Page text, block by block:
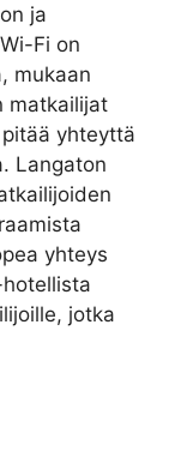
ja
Fi on
mukaan
matkailijat
yhteyttä
Langaton
yhteys
jotka